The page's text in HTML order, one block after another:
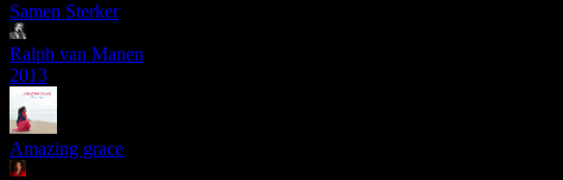
Samen Sterker
Ralph van Manen
2013
Amazing grace